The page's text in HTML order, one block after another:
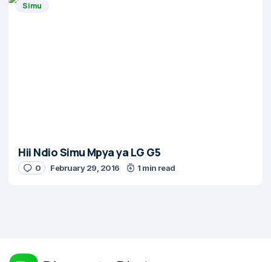
Simu
Hii Ndio Simu Mpya ya LG G5
0 February 29, 2016 1 min read